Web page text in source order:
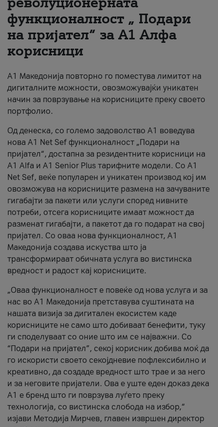
За нас
#ПодобарОнлајн
функционалност „ Подари
на пријател“ за А1 Алфа
корисници
А1 Македонија повторно го поместува лимитот на
дигиталните можности, овозможувајќи уникатен
начин за поврзување на корисниците преку своето
портфолио.
Од денеска, со големо задоволство А1 воведува
нова A1 Net Sef функционалност „Подари на
пријател“, достапна за резидентните корисници на
А1 Alfa и A1 Senior Plus тарифните модели. Со A1
Net Sef, веќе популарен и уникатен производ кој им
овозможува на корисниците размена на зачуваните
гигабајти за пакети или услуги според нивните
потреби, отсега корисниците имаат можност да
разменат гигабајти, а пакетот да го подарат на свој
пријател. Со оваа нова функционалност, А1
Македонија создава искуства што ја
трансформираат обичната услуга во вистинска
вредност и радост кај корисниците.
„Оваа функционалност е повеќе од нова услуга и за
нас во А1 Македонија претставува суштината на
нашата визија за дигитален екосистем каде
корисниците не само што добиваат бенефити, туку
ги споделуваат со оние што им се најважни. Со
“Подари на пријател”, секој корисник добива моќ да
го искористи своето секојдневие пофлексибилно и
креативно, да создаде вредност што трае и за него
и за неговите пријатели. Ова е уште еден доказ дека
А1 е бренд што ги поврзува луѓето преку
технологија, со вистинска слобода на избор,“
изјави Методија Мирчев, главен извршен директор